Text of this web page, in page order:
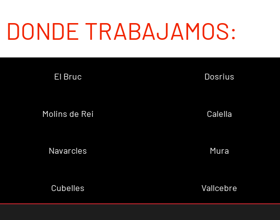
TRABAJAMOS:
El Bruc Dosrius
Molins de Rei Calella
Navarcles Mura
Cubelles Vallcebre